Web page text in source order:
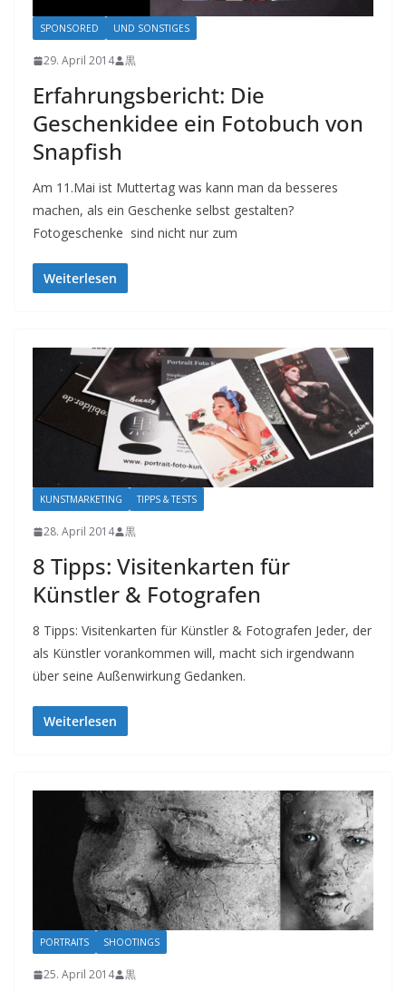
SPONSORED UND SONSTIGES
29. April 2014 黒
Erfahrungsbericht: Die
Geschenkidee ein Fotobuch von
Snapfish
Am 11.Mai ist Muttertag was kann man da besseres
machen, als ein Geschenke selbst gestalten?
Fotogeschenke sind nicht nur zum
Weiterlesen
KUNSTMARKETING TIPPS & TESTS
28. April 2014 黒
8 Tipps: Visitenkarten für
Künstler & Fotografen
8 Tipps: Visitenkarten für Künstler & Fotografen Jeder, der
als Künstler vorankommen will, macht sich irgendwann
über seine Außenwirkung Gedanken.
Weiterlesen
PORTRAITS SHOOTINGS
25. April 2014 黒